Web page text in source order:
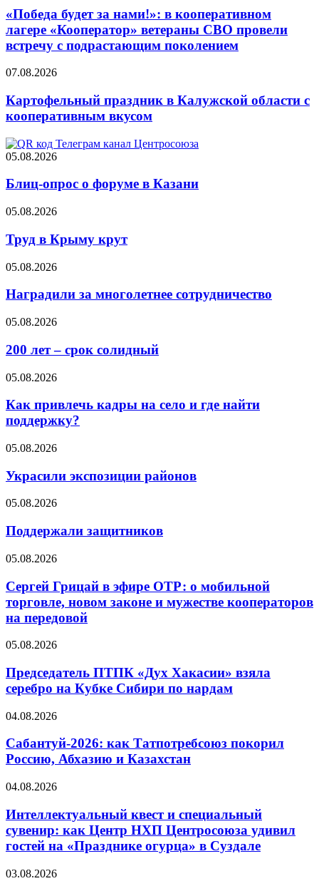
«Победа будет за нами!»: в кооперативном
лагере «Кооператор» ветераны СВО провели
встречу с подрастающим поколением
07.08.2026
Картофельный праздник в Калужской области с
кооперативным вкусом
05.08.2026
Блиц-опрос о форуме в Казани
05.08.2026
Труд в Крыму крут
05.08.2026
Наградили за многолетнее сотрудничество
05.08.2026
200 лет – срок солидный
05.08.2026
Как привлечь кадры на село и где найти
поддержку?
05.08.2026
Украсили экспозиции районов
05.08.2026
Поддержали защитников
05.08.2026
Сергей Грицай в эфире ОТР: о мобильной
торговле, новом законе и мужестве кооператоров
на передовой
05.08.2026
Председатель ПТПК «Дух Хакасии» взяла
серебро на Кубке Сибири по нардам
04.08.2026
Сабантуй-2026: как Татпотребсоюз покорил
Россию, Абхазию и Казахстан
04.08.2026
Интеллектуальный квест и специальный
сувенир: как Центр НХП Центросоюза удивил
гостей на «Празднике огурца» в Суздале
03.08.2026